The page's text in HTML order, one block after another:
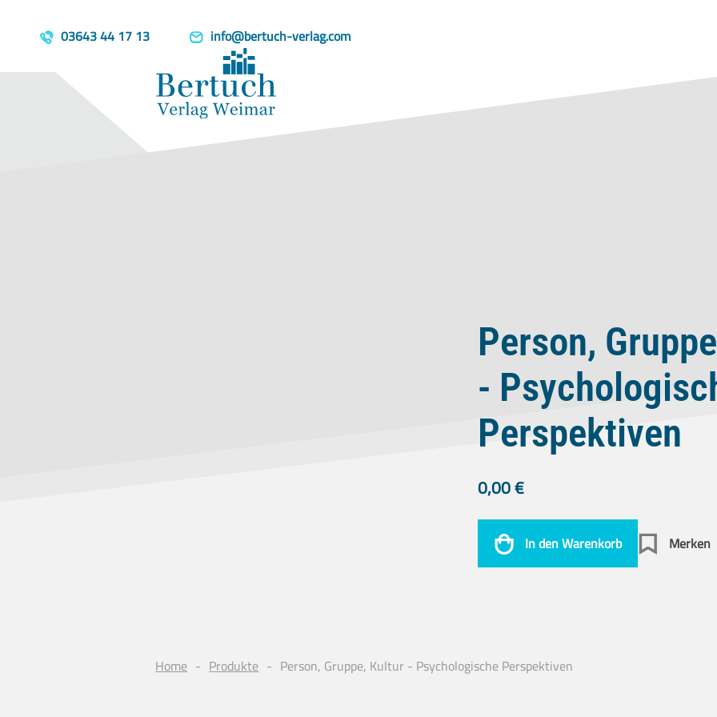
03643 44 17 13 info@bertuch-verlag.com
Person,
-
Perspektiven
0,00€
In den Warenkorb Merken
Home Produkte Person, Gruppe, Kultur - Psychologische Perspektiven